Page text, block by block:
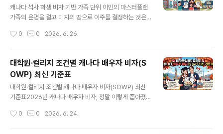
강력한 무기입니다. 하지만 2026년 현재, 이민부(IRCC)
의 규정이 무자비하게 개편되면서 "준비하면 당연히 나오
로 돌아옵니다. 비자 승인과 거절의 차이는 한 끗 차이의 디
캐나다 석사 학생 비자 기반 가족 단위 이민의 마스터플랜
가족의 운명을 걸고 미지의 땅으로 이주를 결정하는 것은
히 온 가족이 함께 움직이는 캐나다 정착 프로세스는 단순
그리고 자녀의 교육 환경까지 유기적으로 맞물려 돌아가야
하는 정밀한 시스템 엔지니어링입니다. 최근 캐나다 이민
부의 정책 기조가 예측 불가능하게 요동치면서 많은 지원
자가 패닉에 빠졌지만, 법의 테두리와 규칙을 완벽하게 분
석한다면 여전히 빈틈없는 필승의 루트는 존재합니다. 이
사회에 성공적으로 안착하기 위한 가장 냉철하고 논리적인
0 0 2026. 6. 26.
대학원·컬리지 조건별 캐나다 배우자 비자(S
OWP) 최신 기준표
대학원·컬리지 조건별 캐나다 배우자 비자(SOWP) 최신
기준표2026년 캐나다 배우자 비자, 정말 이렇게 좁아졌을
게 가장 큰 무기였던 '캐나다 배우자 비자(Spousal Ope
0 0 2026. 6. 24.